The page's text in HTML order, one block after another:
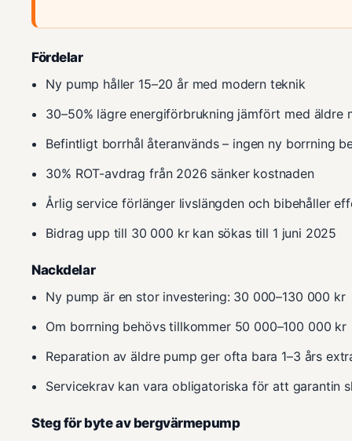
Fördelar
Ny pump håller 15–20 år med modern teknik
30–50% lägre energiförbrukning jämfört med äldre
Befintligt borrhål återanvänds – ingen ny borrning
30% ROT-avdrag från 2026 sänker kostnaden
Årlig service förlänger livslängden och bibehåller
Bidrag upp till 30 000 kr kan sökas till 1 juni 2025
Nackdelar
Ny pump är en stor investering: 30 000–130 000 kr
Om borrning behövs tillkommer 50 000–100 000 kr
Reparation av äldre pump ger ofta bara 1–3 års
Servicekrav kan vara obligatoriska för att garantin
Steg för byte av bergvärmepump